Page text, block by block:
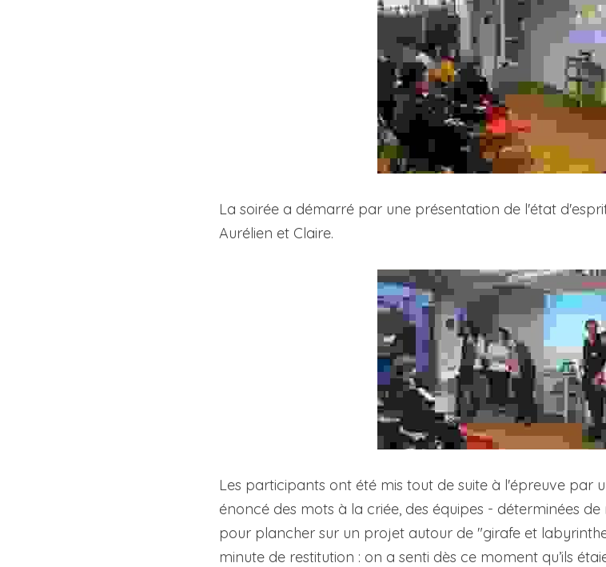
La soirée a démarré par une présentation de l'état
Aurélien et Claire.
Les participants ont été mis tout de suite à l'épreuve par
énoncé des mots à la criée, des équipes - déterminées
pour plancher sur un projet autour de "girafe et
minute de restitution : on a senti dès ce moment qu’ils